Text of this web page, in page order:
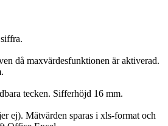
då maxvärdesfunktionen är aktiverad.
tecken. Sifferhöjd 16 mm.
ej). Mätvärden sparas i xls-format och